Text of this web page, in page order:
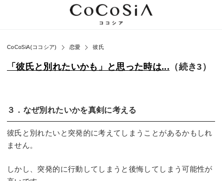
CoCoSiA(ココシア) 恋愛 彼氏
「彼氏と別れたいかも」と思った時は... （続き3）
３．なぜ別れたいかを真剣に考える
彼氏と別れたいと突発的に考えてしまうことがあるかもしれ
ません。
しかし、突発的に行動してしまうと後悔してしまう可能性が